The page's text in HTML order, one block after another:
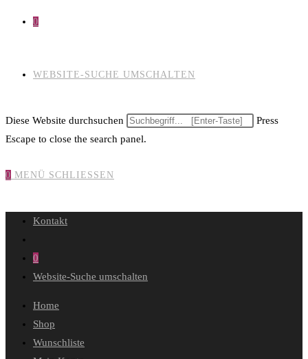
0
WEBSITE-SUCHE UMSCHALTEN
Diese Website durchsuchen
Press
Escape to close the search panel.
0 MENÜ SCHLIESSEN
Kontakt
0
Website-Suche umschalten
Home
Shop
Wunschliste